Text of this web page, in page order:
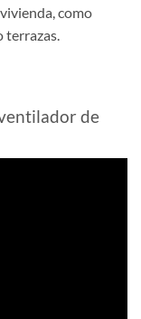
como
terrazas.
de